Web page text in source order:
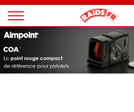
Magazine
Raids
Panneau de gestion des cookies